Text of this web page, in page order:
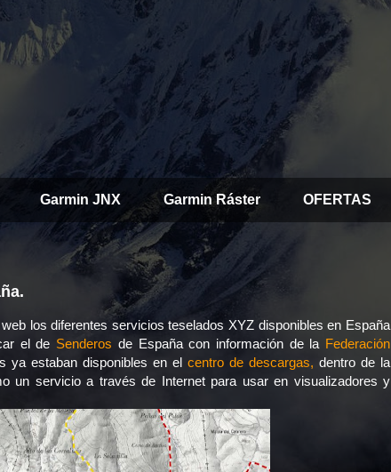
Garmin JNX Garmin Ráster OFERTAS
los diferentes servicios teselados XYZ disponibles en España
el de Senderos de España con información de la Federación
ya estaban disponibles en el centro de descargas, dentro de la
un servicio a través de Internet para usar en visualizadores y